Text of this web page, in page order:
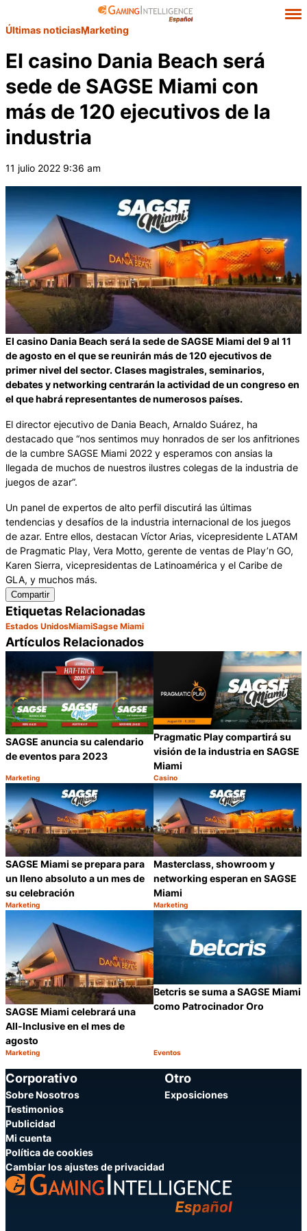
Últimas noticiasMarketing
El casino Dania Beach será
sede de SAGSE Miami con
más de 120 ejecutivos de la
industria
11 julio 2022 9:36 am
El casino Dania Beach será la sede de SAGSE Miami del 9 al 11
de agosto en el que se reunirán más de 120 ejecutivos de
primer nivel del sector. Clases magistrales, seminarios,
debates y networking centrarán la actividad de un congreso en
el que habrá representantes de numerosos países.
El director ejecutivo de Dania Beach, Arnaldo Suárez, ha
destacado que “nos sentimos muy honrados de ser los anfitriones
de la cumbre SAGSE Miami 2022 y esperamos con ansias la
llegada de muchos de nuestros ilustres colegas de la industria de
juegos de azar”.
Un panel de expertos de alto perfil discutirá las últimas
tendencias y desafíos de la industria internacional de los juegos
de azar. Entre ellos, destacan Víctor Arias, vicepresidente LATAM
de Pragmatic Play, Vera Motto, gerente de ventas de Play’n GO,
Karen Sierra, vicepresidentas de Latinoamérica y el Caribe de
GLA, y muchos más.
Compartir
Etiquetas Relacionadas
Estados UnidosMiamiSagse Miami
Artículos Relacionados
SAGSE anuncia su calendario
de eventos para 2023
Categoría:
Marketing
Compartir
Pragmatic Play compartirá su
visión de la industria en SAGSE
Miami
Categoría:
Casino
SAGSE Miami se prepara para
un lleno absoluto a un mes de
su celebración
Categoría:
Marketing
Compartir
Masterclass, showroom y
networking esperan en SAGSE
Miami
Categoría:
Marketing
SAGSE Miami celebrará una
All-Inclusive en el mes de
agosto
Categoría:
Marketing
Betcris se suma a SAGSE Miami
como Patrocinador Oro
Categoría:
Eventos
Corporativo
Sobre Nosotros
Testimonios
Publicidad
Mi cuenta
Política de cookies
Cambiar los ajustes de privacidad
Otro
Exposiciones